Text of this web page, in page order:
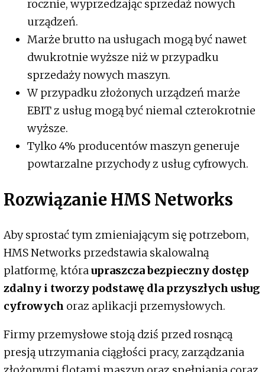
rocznie, wyprzedzając sprzedaż nowych
urządzeń.
Marże brutto na usługach mogą być nawet
dwukrotnie wyższe niż w przypadku
sprzedaży nowych maszyn.
W przypadku złożonych urządzeń marże
EBIT z usług mogą być niemal czterokrotnie
wyższe.
Tylko 4% producentów maszyn generuje
powtarzalne przychody z usług cyfrowych.
Rozwiązanie HMS Networks
Aby sprostać tym zmieniającym się potrzebom,
HMS Networks przedstawia skalowalną
platformę, któraupraszcza bezpieczny dostęp
zdalny i tworzy podstawę dla przyszłych usług
cyfrowych oraz aplikacji przemysłowych.
Firmy przemysłowe stoją dziś przed rosnącą
presją utrzymania ciągłości pracy, zarządzania